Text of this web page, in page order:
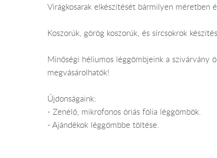
Virágkosarak elkészítését bármilyen méretben
Koszorúk, görög koszorúk, és sírcsokrok
Minőségi héliumos léggömbjeink a szivárvány
megvásárolhatók!
Újdonságaink:
- Zenélő, mikrofonos óriás fólia léggömbök.
- Ajándékok léggömbbe töltése.